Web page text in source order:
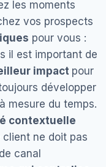
les moments
vos prospects
pour vous :
il est important de
impact pour
développer
mesure du temps.
contextuelle
client ne doit pas
canal